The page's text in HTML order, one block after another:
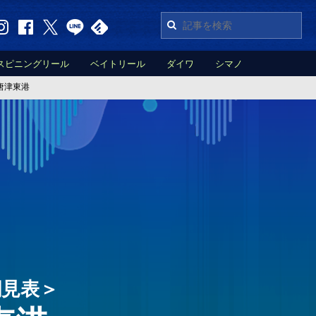
ピニングリール ベイトリール ダイワ シマノ
津東港
表＞